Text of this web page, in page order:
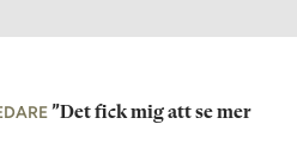
”Det fick mig att se mer